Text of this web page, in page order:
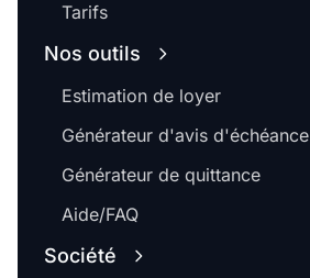
Tarifs
Nos outils
Estimation de loyer
Générateur d'avis d'échéance
Générateur de quittance
Aide/FAQ
Société